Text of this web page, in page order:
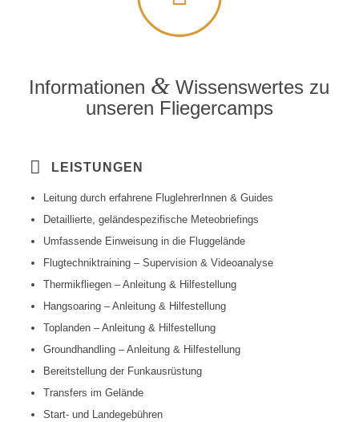
Informationen & Wissenswertes zu
unseren Fliegercamps
LEISTUNGEN
Leitung durch erfahrene FluglehrerInnen & Guides
Detaillierte, geländespezifische Meteobriefings
Umfassende Einweisung in die Fluggelände
Flugtechniktraining – Supervision & Videoanalyse
Thermikfliegen – Anleitung & Hilfestellung
Hangsoaring – Anleitung & Hilfestellung
Toplanden – Anleitung & Hilfestellung
Groundhandling – Anleitung & Hilfestellung
Bereitstellung der Funkausrüstung
Transfers im Gelände
Start- und Landegebühren